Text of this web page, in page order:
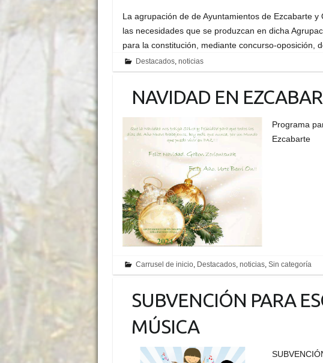
La agrupación de de Ayuntamientos de Ezcabarte
las necesidades que se produzcan en dicha
para la constitución, mediante concurso-oposición,
Destacados, noticias
NAVIDAD EN
Programa
Ezcabarte
Carrusel de inicio, Destacados, noticias, Sin categoría
SUBVENCIÓN PARA
MÚSICA